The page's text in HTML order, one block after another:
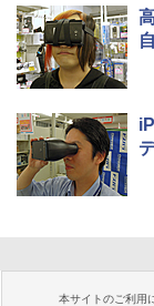
本サイトのご利用